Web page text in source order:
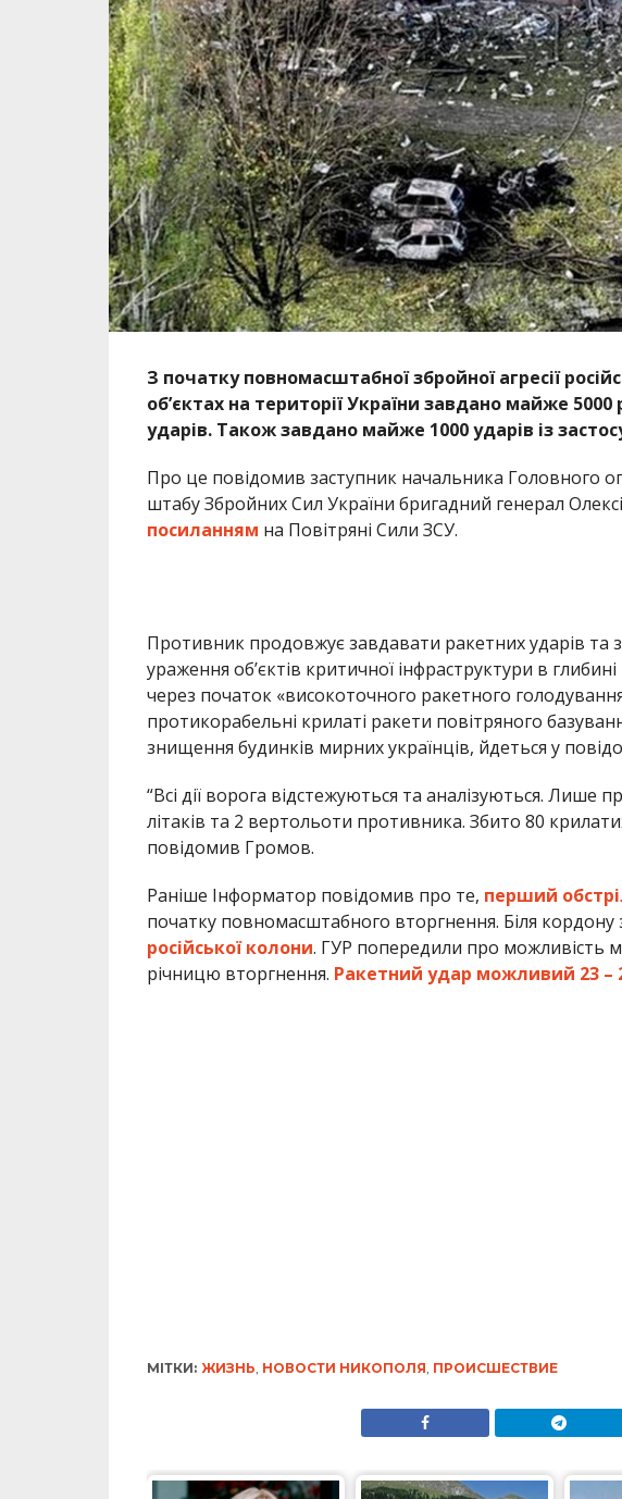
З початку повномасштабної збройної агресії
об’єктах на території України завдано майже
ударів. Також завдано майже 1000 ударів із
Про це повідомив заступник начальника Головного
штабу Збройних Сил України бригадний генерал
посиланням на Повітряні Сили ЗСУ.
Противник продовжує завдавати ракетних ударів та
ураження об’єктів критичної інфраструктури в
через початок «високоточного ракетного
протикорабельні крилаті ракети повітряного
знищення будинків мирних українців, йдеться у
“Всі дії ворога відстежуються та аналізуються. Лише
літаків та 2 вертольоти противника. Збито 80
повідомив Громов.
Раніше Інформатор повідомив про те, перший
початку повномасштабного вторгнення. Біля
російської колони. ГУР попередили про можливість
річницю вторгнення. Ракетний удар можливий 23 –